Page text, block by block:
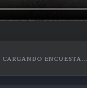
CARGANDO ENCUESTA...